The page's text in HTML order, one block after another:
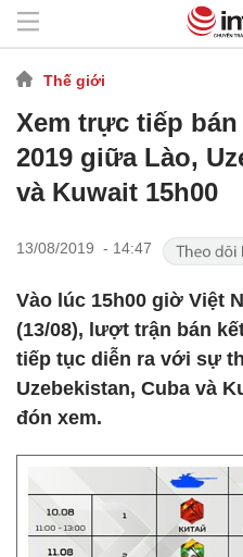
Thế giới
Xem trực tiếp
2019 giữa Lào,
và Kuwait 15h00
13/08/2019 - 14:47
Vào lúc 15h00 giờ Việt
(13/08), lượt trận bán
tiếp tục diễn ra với sự
Uzebekistan, Cuba và
đón xem.